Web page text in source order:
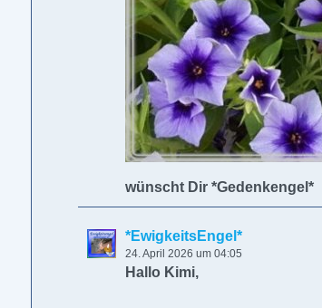
wünscht Dir *Gedenkengel*
*EwigkeitsEngel*
24. April 2026 um 04:05
Hallo Kimi,